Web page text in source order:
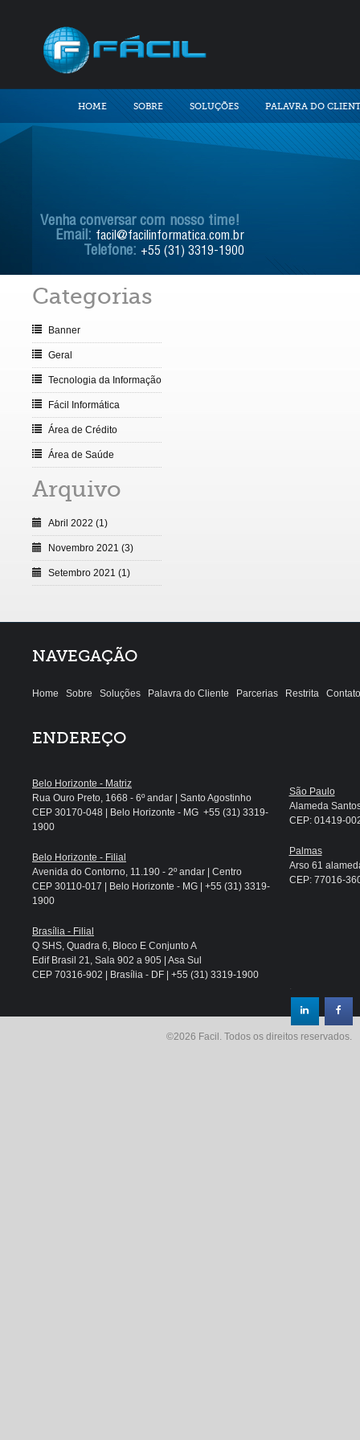
HOME SOBRE SOLUÇÕES PALAVRA DO
Venha conversar com nosso time!
Email: facil@facilinformatica.com.br
Telefone: +55 (31) 3319-1900
Categorias
Banner
Geral
Tecnologia da Informação
Fácil Informática
Área de Crédito
Área de Saúde
Arquivo
Abril 2022 (1)
Novembro 2021 (3)
Setembro 2021 (1)
NAVEGAÇÃO
Home Sobre Soluções Palavra do Cliente Parcerias Restrita Contato
ENDEREÇO
Belo Horizonte - Matriz
Rua Ouro Preto, 1668 - 6º andar | Santo Agostinho
CEP 30170-048 | Belo Horizonte - MG +55 (31) 3319-
1900
Belo Horizonte - Filial
Avenida do Contorno, 11.190 - 2º andar | Centro
CEP 30110-017 | Belo Horizonte - MG | +55 (31) 3319-
1900
Brasília - Filial
Q SHS, Quadra 6, Bloco E Conjunto A
Edif Brasil 21, Sala 902 a 905 | Asa Sul
CEP 70316-902 | Brasília - DF | +55 (31) 3319-1900
São Paulo
Alameda
CEP: 01419-
Palmas
Arso 61
CEP: 77016-
.
©2026 Facil. Todos os direitos reservados.